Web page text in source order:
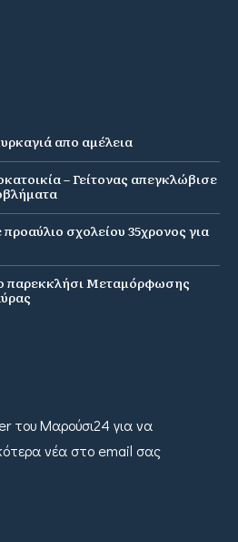
απο αμέλεια
– Γείτονας απεγκλώβισε
σχολείου 35χρονος για
παρεκκλήσι Μεταμόρφωσης
του Μαρούσι24 για να
νέα στο email σας